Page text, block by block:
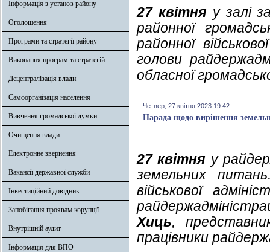
Інформація з установ району
Оголошення
Програми та стратегії району
Виконання програм та стратегій
Децентралізація влади
Самоорганізація населення
Вивчення громадської думки
Очищення влади
Електронне звернення
Вакансії державної служби
Інвестиційний довідник
Запобігання проявам корупції
Внутрішній аудит
Інформація для ВПО
27 квітня у залі
районної
районної
голови
обласної
Четвер, 27 квітня 2023 19:42
Нарада щодо вирішення
27 квітня у
земельних
військової
Хиць,
працівники